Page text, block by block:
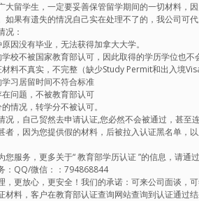
大留学生，一定要妥善保管留学期间的一切材料，
如果有遗失的情况自己实在处理不了的，我公司可代
况：
因没有毕业，无法获得加拿大大学。
校不被国家教育部认可，因此取得的学历学位也不
料不真实，不完整（缺少Study Permit和出入境Visa
习居留时间不符合标准
问题，不被教育部认可
情况，转学分不被认可。
况，自己贸然去申请认证,您必然不会被通过，甚至
者，因为您提供假的材料，后被拉入认证黑名单，
服务，更多关于“ 教育部学历认证 ”的信息，请通
：QQ/微信：：794868844
，更放心，更安全！我们的承诺：可来公司面谈，
材料，客户在教育部认证查询网站查询到认证通过